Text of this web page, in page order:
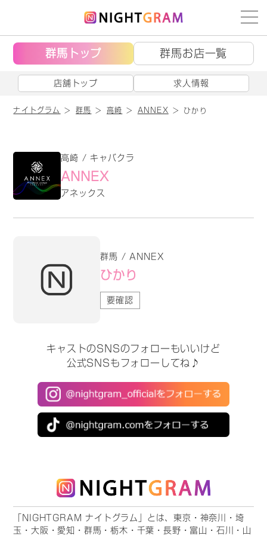
群馬トップ 群馬お店一覧
店舗トップ 求人情報
ナイトグラム 群馬 高崎 ANNEX ひかり
高崎 / キャバクラ
ANNEX
アネックス
群馬 / ANNEX
ひかり
要確認
キャストのSNSのフォローもいいけど
公式SNSもフォローしてね♪
「NIGHTGRAM ナイトグラム」とは、東京・神奈川・埼
玉・大阪・愛知・群馬・栃木・千葉・長野・富山・石川・山